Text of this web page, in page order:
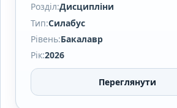
Розділ:Дисципліни
Тип:Силабус
Рівень:Бакалавр
Рік:2026
Переглянути